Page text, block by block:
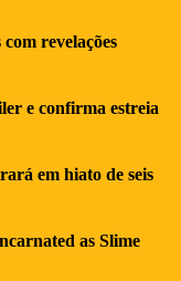
revelações
e confirma estreia
em hiato de seis
as Slime